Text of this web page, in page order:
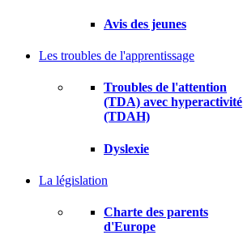
Avis des jeunes
Les troubles de l'apprentissage
Troubles de l'attention
(TDA) avec hyperactivité
(TDAH)
Dyslexie
La législation
Charte des parents
d'Europe